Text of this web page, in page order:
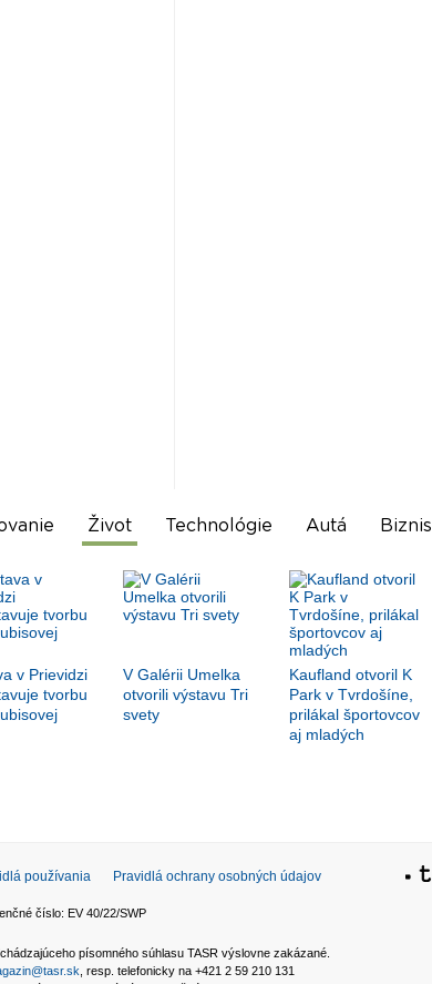
Život Technológie Autá Biznis
v Prievidzi
tvorbu
V Galérii Umelka
otvorili výstavu Tri
svety
Kaufland otvoril K
Park v Tvrdošíne,
prilákal športovcov
aj mladých
používania Pravidlá ochrany osobných údajov
číslo: EV 40/22/SWP
písomného súhlasu TASR výslovne zakázané.
, resp. telefonicky na +421 2 59 210 131